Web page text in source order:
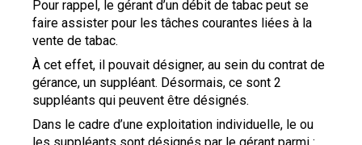
Pour rappel, le gérant d’un débit de tabac peut se
faire assister pour les tâches courantes liées à la
vente de tabac.
À cet effet, il pouvait désigner, au sein du contrat de
gérance, un suppléant. Désormais, ce sont 2
suppléants qui peuvent être désignés.
Dans le cadre d’une exploitation individuelle, le ou
les suppléants sont désignés par le gérant parmi :